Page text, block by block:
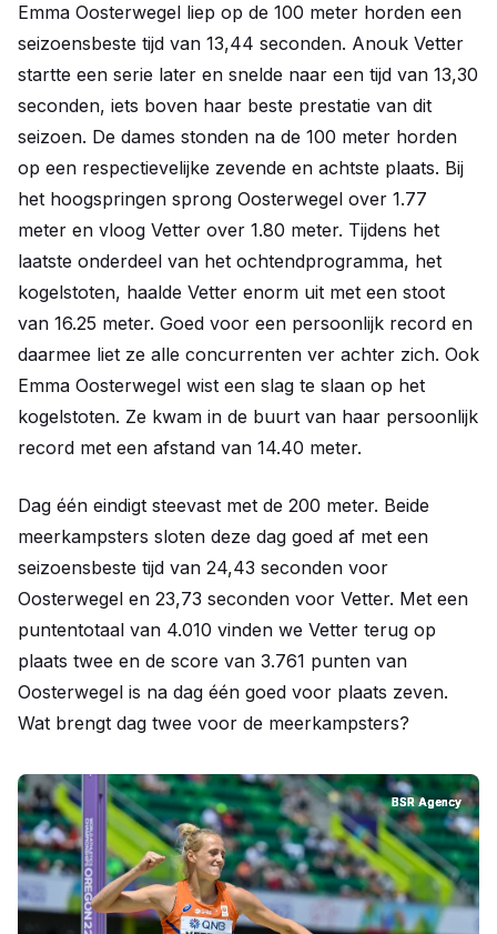
Emma Oosterwegel liep op de 100 meter horden een
seizoensbeste tijd van 13,44 seconden. Anouk Vetter
startte een serie later en snelde naar een tijd van 13,30
seconden, iets boven haar beste prestatie van dit
seizoen. De dames stonden na de 100 meter horden
op een respectievelijke zevende en achtste plaats. Bij
het hoogspringen sprong Oosterwegel over 1.77
meter en vloog Vetter over 1.80 meter. Tijdens het
laatste onderdeel van het ochtendprogramma, het
kogelstoten, haalde Vetter enorm uit met een stoot
van 16.25 meter. Goed voor een persoonlijk record en
daarmee liet ze alle concurrenten ver achter zich. Ook
Emma Oosterwegel wist een slag te slaan op het
kogelstoten. Ze kwam in de buurt van haar persoonlijk
record met een afstand van 14.40 meter.
Dag één eindigt steevast met de 200 meter. Beide
meerkampsters sloten deze dag goed af met een
seizoensbeste tijd van 24,43 seconden voor
Oosterwegel en 23,73 seconden voor Vetter. Met een
puntentotaal van 4.010 vinden we Vetter terug op
plaats twee en de score van 3.761 punten van
Oosterwegel is na dag één goed voor plaats zeven.
Wat brengt dag twee voor de meerkampsters?
BSR Agency
BSR Agency
BSR Agency